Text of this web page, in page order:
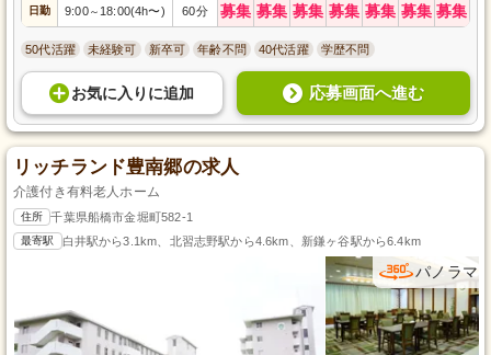
日勤 9:00～ 18:00(4h〜) 60分 募集 募集 募集 募集 募集 募集 募集
50代活躍 未経験可 新卒可 年齢不問 40代活躍 学歴不問
お気に入り に追加 応募画面へ進む
リッチランド豊南郷の求人
介護付き有料老人ホーム
住所 千葉県船橋市金堀町582-1
最寄駅 白井駅から3.1km、北習志野駅から4.6km、新鎌ヶ谷駅から6.4km
パノラマ